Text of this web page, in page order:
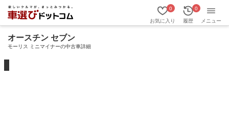
お気に入り
0
履歴
0
メニュー
オースチン セブン
モーリス ミニマイナーの中古車詳細